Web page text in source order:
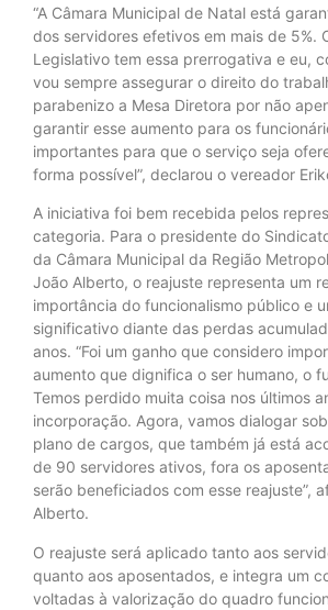
“A Câmara Municipal de Natal está
dos servidores efetivos em mais de 5%.
Legislativo tem essa prerrogativa e eu,
vou sempre assegurar o direito do
parabenizo a Mesa Diretora por não
garantir esse aumento para os
importantes para que o serviço seja
forma possível”, declarou o vereador
A iniciativa foi bem recebida pelos
categoria. Para o presidente do
da Câmara Municipal da Região
João Alberto, o reajuste representa um
importância do funcionalismo público e
significativo diante das perdas
anos. “Foi um ganho que considero
aumento que dignifica o ser humano, o
Temos perdido muita coisa nos últimos
incorporação. Agora, vamos dialogar
plano de cargos, que também já está
de 90 servidores ativos, fora os
serão beneficiados com esse reajuste”,
Alberto.
O reajuste será aplicado tanto aos
quanto aos aposentados, e integra um
voltadas à valorização do quadro